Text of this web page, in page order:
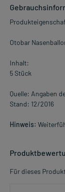
Otobar
Inhalt:
5 Stück
Quelle: Angaben
Stand: 12/2016
Hinweis:
Für dieses